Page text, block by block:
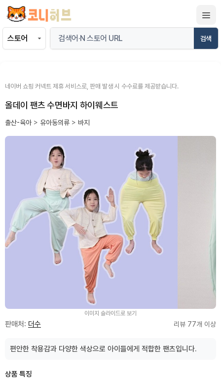
츠
검색
네이버 쇼핑 커넥트 제휴 서비스로, 판매 발생 시 수수료를 제공받습니다.
올데이 팬츠 수면바지 하이웨스트
출산-육아 > 유아동의류 > 바지
이미지 슬라이드로 보기
판매처: 더수 리뷰 77개 이상
편안한 착용감과 다양한 색상으로 아이들에게 적합한 팬츠입니다.
상품 특징